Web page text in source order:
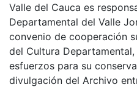
Valle del Cauca es
Departamental del Valle
convenio de cooperación
del Cultura
esfuerzos para su
divulgación del Archivo